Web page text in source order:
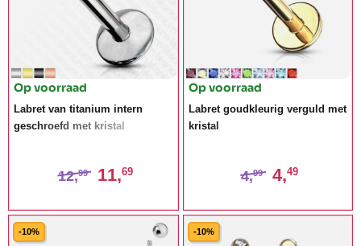
Op voorraad
Labret van titanium intern
geschroefd met kristal
12,99 11,69
Op voorraad
Labret goudkleurig verguld met
kristal
4,99 4,49
-10% -10%